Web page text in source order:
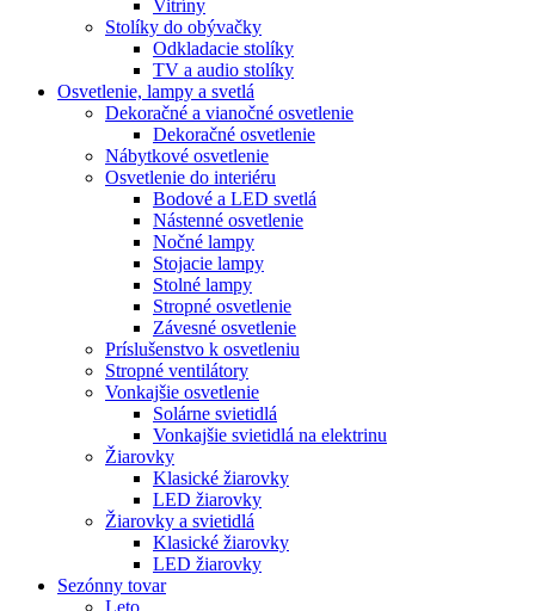
Vitríny
Stolíky do obývačky
Odkladacie stolíky
TV a audio stolíky
Osvetlenie, lampy a svetlá
Dekoračné a vianočné osvetlenie
Dekoračné osvetlenie
Nábytkové osvetlenie
Osvetlenie do interiéru
Bodové a LED svetlá
Nástenné osvetlenie
Nočné lampy
Stojacie lampy
Stolné lampy
Stropné osvetlenie
Závesné osvetlenie
Príslušenstvo k osvetleniu
Stropné ventilátory
Vonkajšie osvetlenie
Solárne svietidlá
Vonkajšie svietidlá na elektrinu
Žiarovky
Klasické žiarovky
LED žiarovky
Žiarovky a svietidlá
Klasické žiarovky
LED žiarovky
Sezónny tovar
Leto